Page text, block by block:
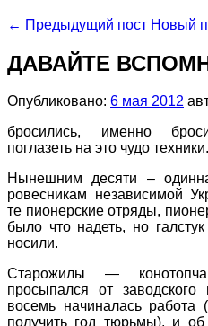
← Предыдущий пост Новый
ДАВАЙТЕ
Опубликовано: 6 мая 2012
бросились, именно
поглазеть на это чудо техники.
Нынешним десяти –
ровесникам независимой
те пионерские отряды,
было что надеть, но
носили.
Старожилы —
просыпался от
восемь начиналась
получить год тюрьмы), и